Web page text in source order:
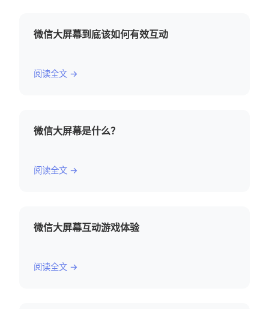
微信大屏幕到底该如何有效互动
阅读全文 →
微信大屏幕是什么？
阅读全文 →
微信大屏幕互动游戏体验
阅读全文 →